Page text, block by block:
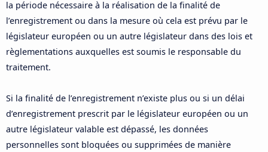
la période nécessaire à la réalisation de la finalité de
l’enregistrement ou dans la mesure où cela est prévu par le
législateur européen ou un autre législateur dans des lois et
règlementations auxquelles est soumis le responsable du
traitement.
Si la finalité de l’enregistrement n’existe plus ou si un délai
d’enregistrement prescrit par le législateur européen ou un
autre législateur valable est dépassé, les données
personnelles sont bloquées ou supprimées de manière